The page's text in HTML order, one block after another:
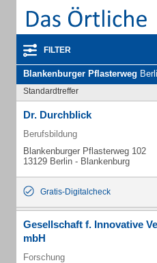
FILTER
Blankenburger Pflasterweg Berlin Blankenburg -
Standardtreffer
Dr. Durchblick
Berufsbildung
Blankenburger Pflasterweg 102
13129 Berlin - Blankenburg
Gratis-Digitalcheck
Gesellschaft f. Innovative
mbH
Forschung